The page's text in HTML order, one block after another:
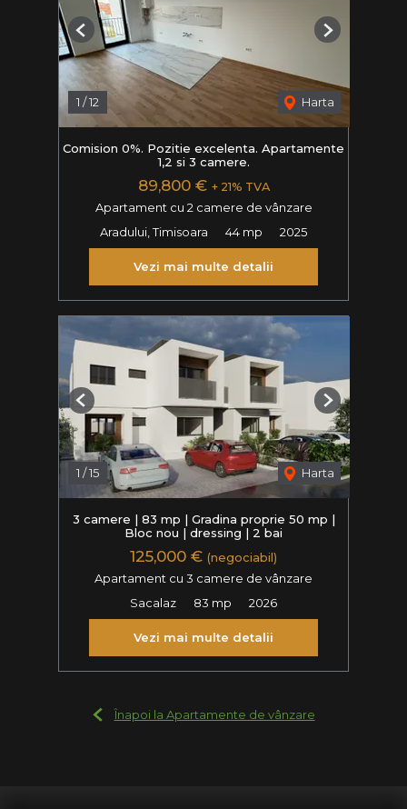
1 /12 Harta
Previous Next
Comision 0%. Pozitie excelenta. Apartamente
1,2 si 3 camere.
89,800 € + 21% TVA
Apartament cu 2 camere de vânzare
Aradului, Timisoara
44 mp 2025
Vezi mai multe detalii
1 /15 Harta
Previous Next
3 camere | 83 mp | Gradina proprie 50 mp |
Bloc nou | dressing | 2 bai
125,000 € (negociabil)
Apartament cu 3 camere de vânzare
Sacalaz
83 mp 2026
Vezi mai multe detalii
Înapoi la Apartamente de vânzare